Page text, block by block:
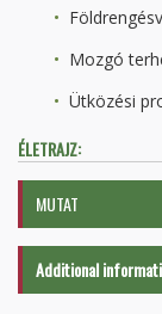
Mozgó
Ütközési
ÉLETRAJZ:
MUTAT
Additional